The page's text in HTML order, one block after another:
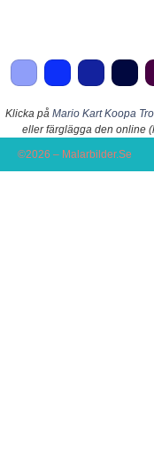
Klicka på Mario Kart Koopa
eller färglägga den online
©2026 – Malarbilder.Se